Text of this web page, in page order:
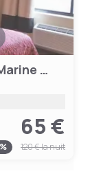
Days Inn by Wyndham Brooklyn Marine Park
65 €
% 120 €la nuit